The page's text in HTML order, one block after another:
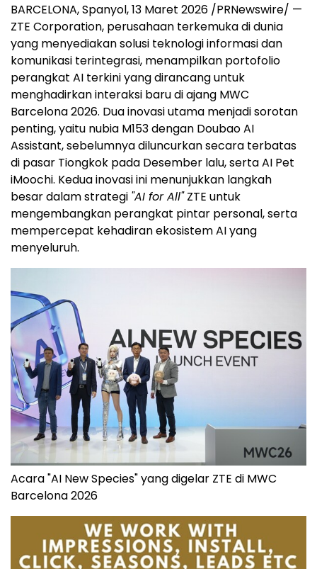
BARCELONA, Spanyol,13 Maret 2026 /PRNewswire/ —
ZTE Corporation, perusahaan terkemuka di dunia
yang menyediakan solusi teknologi informasi dan
komunikasi terintegrasi, menampilkan portofolio
perangkat AI terkini yang dirancang untuk
menghadirkan interaksi baru di ajang MWC
Barcelona 2026. Dua inovasi utama menjadi sorotan
penting, yaitu nubia M153 dengan Doubao AI
Assistant, sebelumnya diluncurkan secara terbatas
di pasar Tiongkok pada Desember lalu, serta AI Pet
iMoochi. Kedua inovasi ini menunjukkan langkah
besar dalam strategi "AI for All"ZTE untuk
mengembangkan perangkat pintar personal, serta
mempercepat kehadiran ekosistem AI yang
menyeluruh.
Acara "AI New Species" yang digelar ZTE di MWC
Barcelona 2026